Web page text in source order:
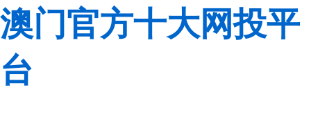
澳门官方十大网投平
台